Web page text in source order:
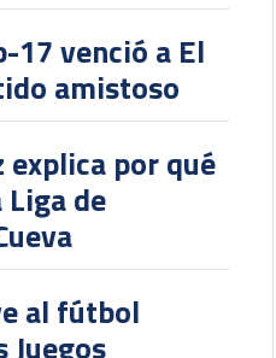
17 venció a El
amistoso
explica por qué
Liga de
al fútbol
Juegos